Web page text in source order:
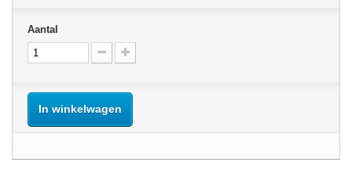
Aantal
In winkelwagen